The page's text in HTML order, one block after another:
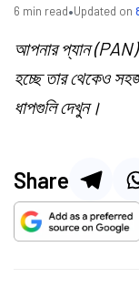
6 min read•Updated on
আপনার প্যান (PAN)
হচ্ছে তার থেকেও
ধাপগুলি দেখুন।
Share